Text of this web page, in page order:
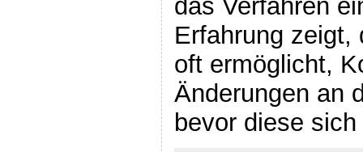
das Verfahren
Erfahrung zeigt,
oft ermöglicht,
Änderungen an
bevor diese